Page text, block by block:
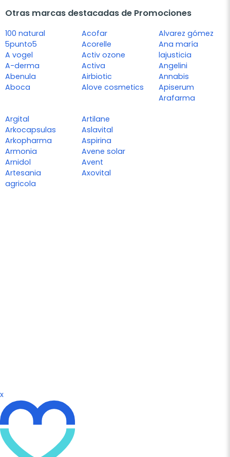
Otras marcas destacadas de Promociones
100 natural
5punto5
A vogel
A-derma
Abenula
Aboca
Acofar
Acorelle
Activ ozone
Activa
Airbiotic
Alove cosmetics
Alvarez gómez
Ana maría
lajusticia
Angelini
Annabis
Apiserum
Arafarma
Argital
Arkocapsulas
Arkopharma
Armonia
Arnidol
Artesania
agricola
Artilane
Aslavital
Aspirina
Avene solar
Avent
Axovital
x